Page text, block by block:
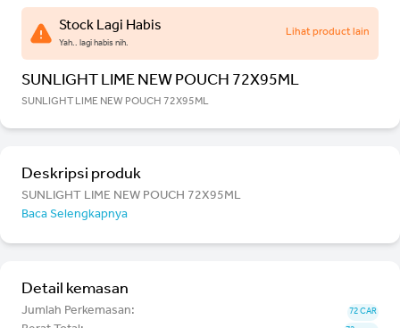
Stock Lagi Habis
Yah.. lagi habis nih.
Lihat product lain
SUNLIGHT LIME NEW POUCH 72X95ML
SUNLIGHT LIME NEW POUCH 72X95ML
Deskripsi produk
SUNLIGHT LIME NEW POUCH 72X95ML
Baca Selengkapnya
Detail kemasan
Jumlah Perkemasan: 72 CAR